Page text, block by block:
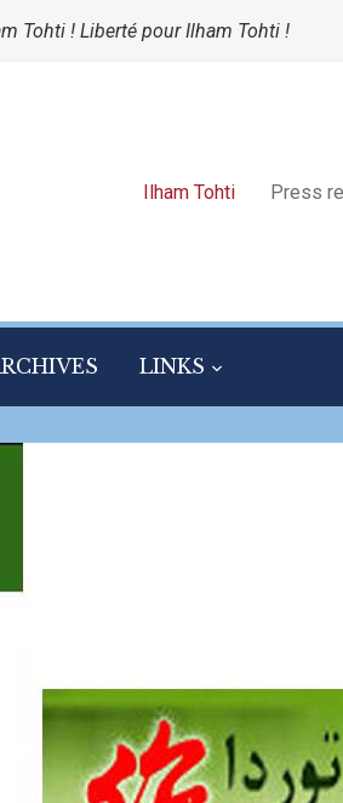
Tohti ! Liberté pour Ilham Tohti !
Ilham Tohti Press
LINKS